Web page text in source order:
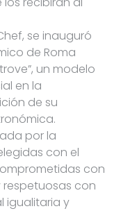
se inauguró
de Roma
un modelo
en la
de su
por la
con el
con
con
igualitaria y